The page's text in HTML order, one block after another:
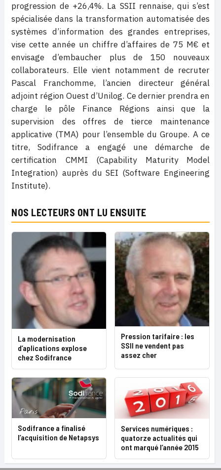
progression de +26,4%. La SSII rennaise, qui s’est
spécialisée dans la transformation automatisée des
systèmes d’information des grandes entreprises,
vise cette année un chiffre d’affaires de 75 M€ et
envisage d’embaucher plus de 150 nouveaux
collaborateurs. Elle vient notamment de recruter
Pascal Franchomme, l’ancien directeur général
adjoint région Ouest d’Unilog. Ce dernier prendra en
charge le pôle Finance Régions ainsi que la
supervision des offres de tierce maintenance
applicative (TMA) pour l’ensemble du Groupe. A ce
titre, Sodifrance a engagé une démarche de
certification CMMI (Capability Maturity Model
Integration) auprès du SEI (Software Engineering
Institute).
NOS LECTEURS ONT LU ENSUITE
La modernisation
d’aplications explose
chez Sodifrance
Pression tarifaire : les
SSII ne vendent pas
assez cher
Sodifrance a finalisé
l’acquisition de Netapsys
Services numériques :
quatorze actualités qui
ont marqué l’année 2015